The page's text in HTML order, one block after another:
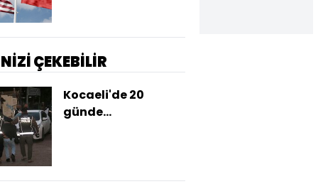
ÇEKEBİLİR
Kocaeli'de 20
günde